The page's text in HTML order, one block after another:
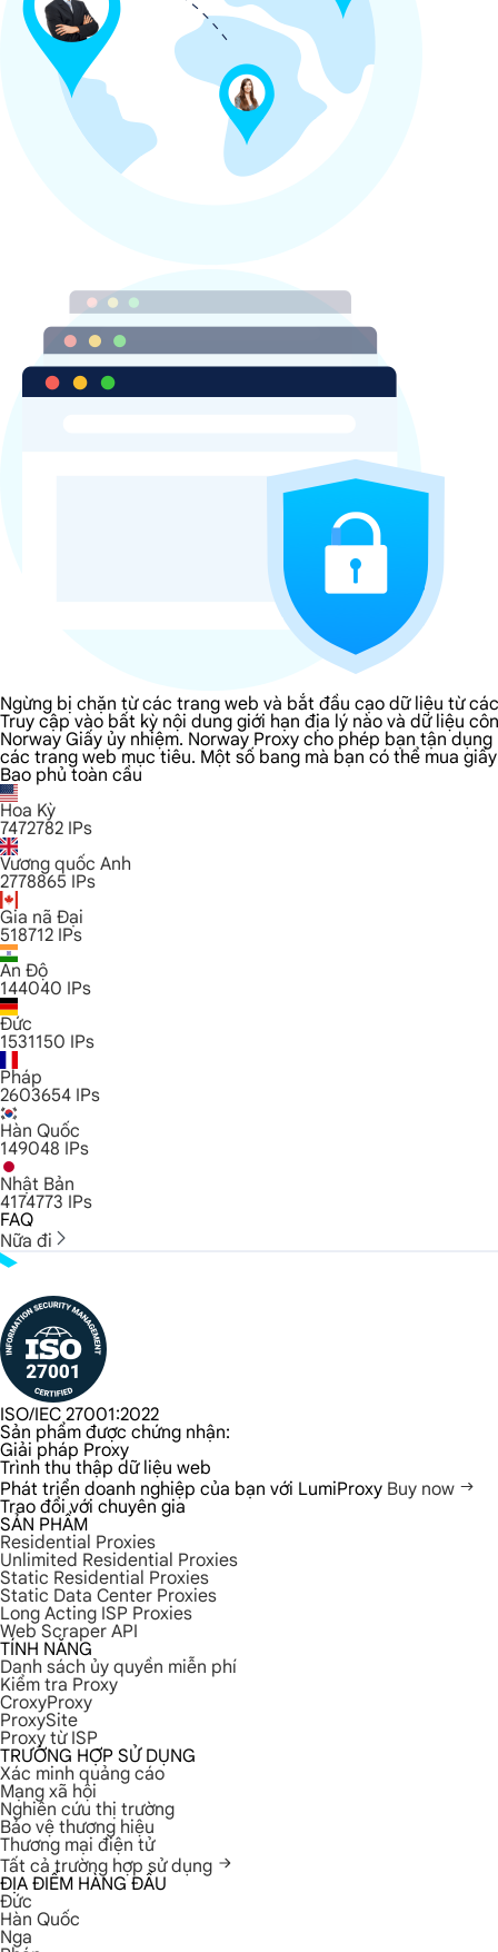
Ngừng bị chặn từ các trang web và bắt đầu cạo dữ liệu từ
Truy cập vào bất kỳ nội dung giới hạn địa lý nào và dữ liệu
Norway Giấy ủy nhiệm. Norway Proxy cho phép bạn tận
các trang web mục tiêu. Một số bang mà bạn có thể mua
Bao phủ toàn cầu
Hoa Kỳ
7472782 IPs
Vương quốc Anh
2778865 IPs
Gia nã Đại
518712 IPs
Ấn Độ
144040 IPs
Đức
1531150 IPs
Pháp
2603654 IPs
Hàn Quốc
149048 IPs
Nhật Bản
4174773 IPs
FAQ
Nữa đi
ISO/IEC 27001:2022
Sản phẩm được chứng nhận:
Giải pháp Proxy
Trình thu thập dữ liệu web
Phát triển doanh nghiệp của bạn với LumiProxy Buy now
Trao đổi với chuyên gia
SẢN PHẨM
Residential Proxies
Unlimited Residential Proxies
Static Residential Proxies
Static Data Center Proxies
Long Acting ISP Proxies
Web Scraper API
TÍNH NĂNG
Danh sách ủy quyền miễn phí
Kiểm tra Proxy
CroxyProxy
ProxySite
Proxy từ ISP
TRƯỜNG HỢP SỬ DỤNG
Xác minh quảng cáo
Mạng xã hội
Nghiên cứu thị trường
Bảo vệ thương hiệu
Thương mại điện tử
Tất cả trường hợp sử dụng
ĐỊA ĐIỂM HÀNG ĐẦU
Đức
Hàn Quốc
Nga